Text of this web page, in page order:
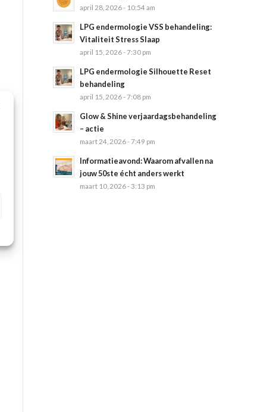
april 28, 2026 - 10:54 am
LPG endermologie VSS behandeling:
Vitaliteit Stress Slaap
april 15, 2026 - 7:30 pm
LPG endermologie Silhouette Reset
behandeling
april 15, 2026 - 7:08 pm
Glow & Shine verjaardagsbehandeling
– actie
maart 24, 2026 - 7:49 pm
Informatieavond: Waarom afvallen na
jouw 50ste écht anders werkt
maart 10, 2026 - 3:13 pm